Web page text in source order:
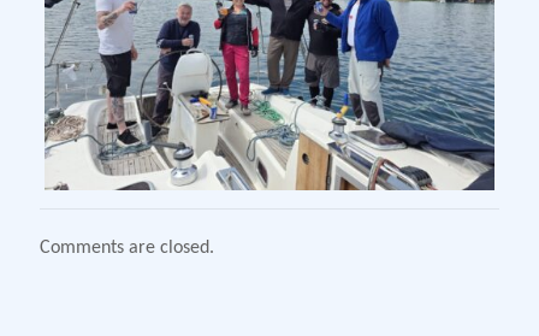
Comments are closed.